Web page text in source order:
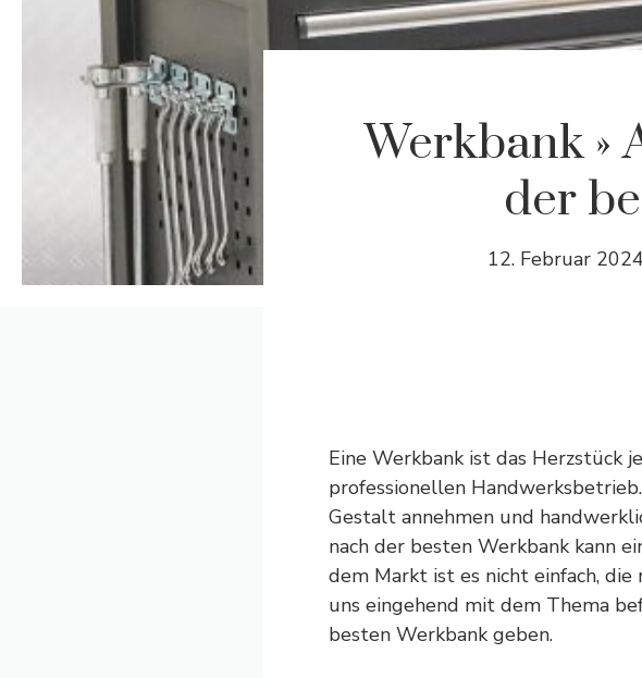
Werkbank »
der
12. Februar
Eine Werkbank ist das Herzstück
professionellen
Gestalt annehmen und
nach der besten Werkbank kann
dem Markt ist es nicht einfach,
uns eingehend mit dem Thema
besten Werkbank geben.